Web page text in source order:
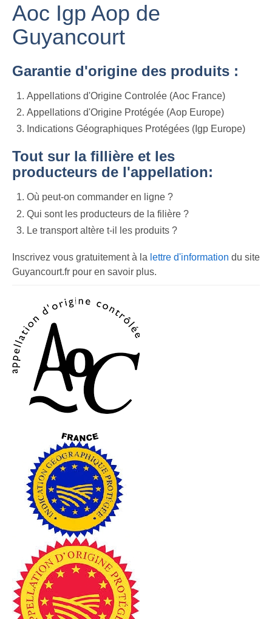
Aoc Igp Aop de
Guyancourt
Garantie d'origine des produits :
Appellations d'Origine Controlée (Aoc France)
Appellations d'Origine Protégée (Aop Europe)
Indications Géographiques Protégées (Igp Europe)
Tout sur la fillière et les
producteurs de l'appellation:
Où peut-on commander en ligne ?
Qui sont les producteurs de la filière ?
Le transport altère t-il les produits ?
Inscrivez vous gratuitement à la lettre d'information du site
Guyancourt.fr pour en savoir plus.